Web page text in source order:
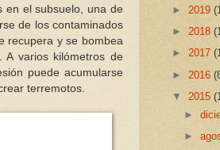
en el subsuelo, una de
de los contaminados
recupera y se bombea
A varios kilómetros de
puede acumularse
terremotos.
► 2019
► 2018
► 2017
► 2016
▼ 2015
►
►